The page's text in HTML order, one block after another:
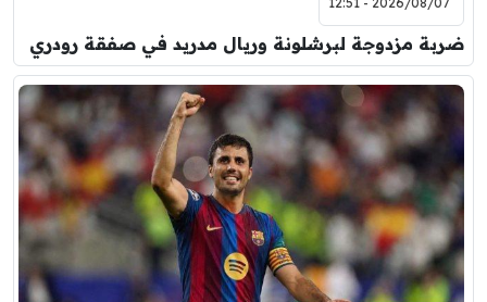
ضربة مزدوجة لبرشلونة وريال مدريد في صفقة رودري